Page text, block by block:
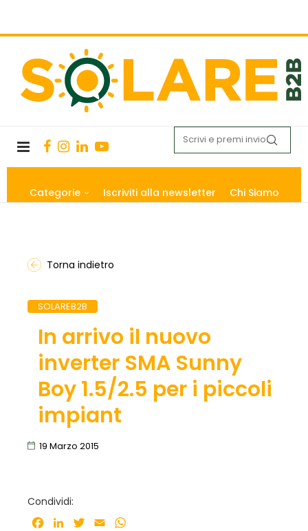
Categorie Iscriviti alla newsletter Chi Siamo
Torna indietro
SOLAREB2B
In arrivo il nuovo
inverter SMA Sunny
Boy 1.5/2.5 per i piccoli
impiant
19 Marzo 2015
Condividi:
Facebook
LinkedInTwitter
Email